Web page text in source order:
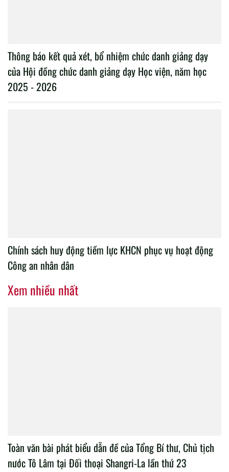
Thông báo kết quả xét, bổ nhiệm chức danh giảng dạy
của Hội đồng chức danh giảng dạy Học viện, năm học
2025 - 2026
Chính sách huy động tiềm lực KHCN phục vụ hoạt động
Công an nhân dân
Xem nhiều nhất
Toàn văn bài phát biểu dẫn đề của Tổng Bí thư, Chủ tịch
nước Tô Lâm tại Đối thoại Shangri-La lần thứ 23